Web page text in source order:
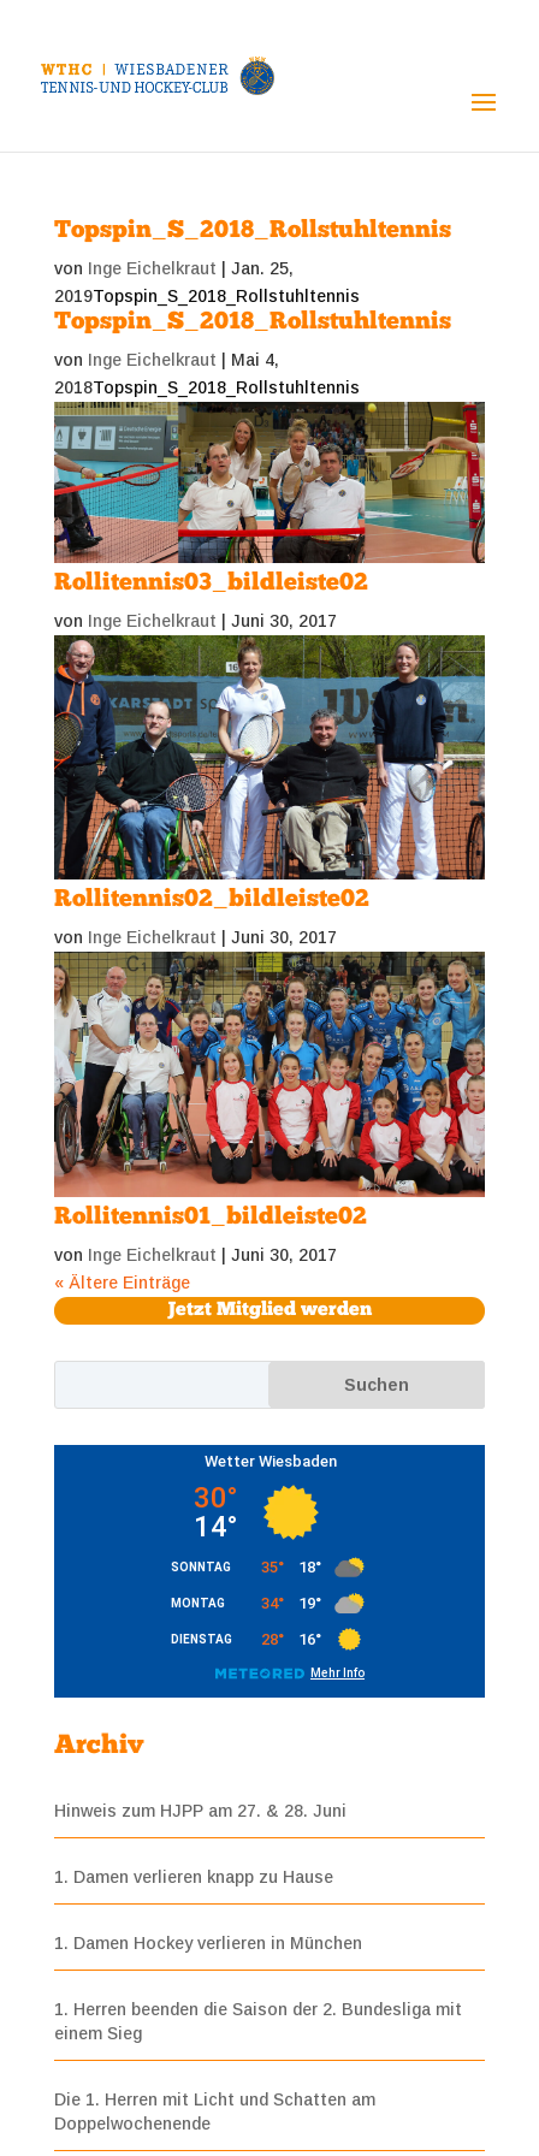
Topspin_S_2018_Rollstuhltennis
von Inge Eichelkraut
Jan. 25,
2019Topspin_S_2018_Rollstuhltennis
Topspin_S_2018_Rollstuhltennis
von Inge Eichelkraut
Mai 4,
2018Topspin_S_2018_Rollstuhltennis
Rollitennis03_bildleiste02
von Inge Eichelkraut Juni 30, 2017
Rollitennis02_bildleiste02
von Inge Eichelkraut Juni 30, 2017
Rollitennis01_bildleiste02
von Inge Eichelkraut | Juni 30, 2017
« Ältere Einträge
Jetzt Mitglied werden
Archiv
Hinweis zum HJPP am 27. & 28. Juni
1. Damen verlieren knapp zu Hause
1. Damen Hockey verlieren in München
1. Herren beenden die Saison der 2. Bundesliga mit
einem Sieg
Die 1. Herren mit Licht und Schatten am
Doppelwochenende